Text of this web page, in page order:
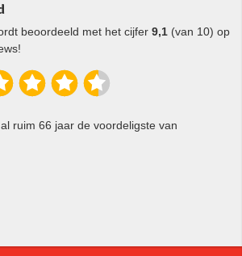
beoordeeld met het cijfer 9,1 (van 10) op
ruim 66 jaar de voordeligste van